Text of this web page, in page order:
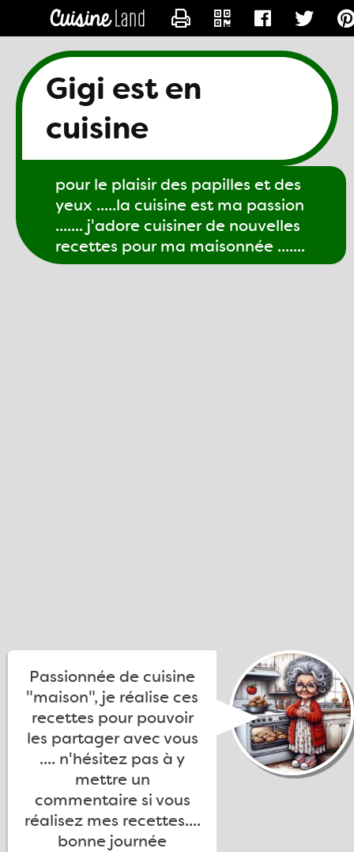
Gigi est en
cuisine
pour le plaisir des papilles et des
yeux .....la cuisine est ma passion
....... j'adore cuisiner de nouvelles
recettes pour ma maisonnée .......
Passionnée de cuisine
"maison", je réalise ces
recettes pour pouvoir
les partager avec vous
.... n'hésitez pas à y
mettre un
commentaire si vous
réalisez mes recettes....
bonne journée
CONTACTER GIGI61